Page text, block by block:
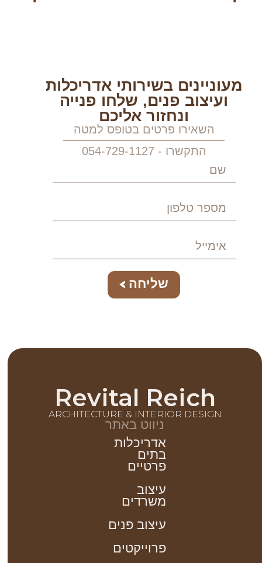
מעוניינים בשירותי אדריכלות
ועיצוב פנים, שלחו פנייה
ונחזור אליכם
השאירו פרטים בטופס למטה
התקשרו - 054-729-1127
שליחה
Revital Reich
ARCHITECTURE & INTERIOR DESIGN
ניווט באתר
אדריכלות
בתים
פרטיים
עיצוב
משרדים
עיצוב פנים
פרוייקטים